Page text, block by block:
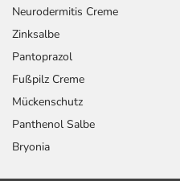
Neurodermitis Creme
Zinksalbe
Pantoprazol
Fußpilz Creme
Mückenschutz
Panthenol Salbe
Bryonia